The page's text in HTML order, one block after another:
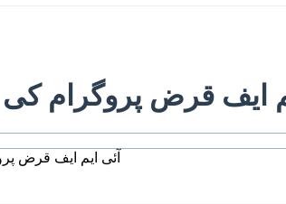
ایف قرض پروگرام
آئی ایم ایف قرض